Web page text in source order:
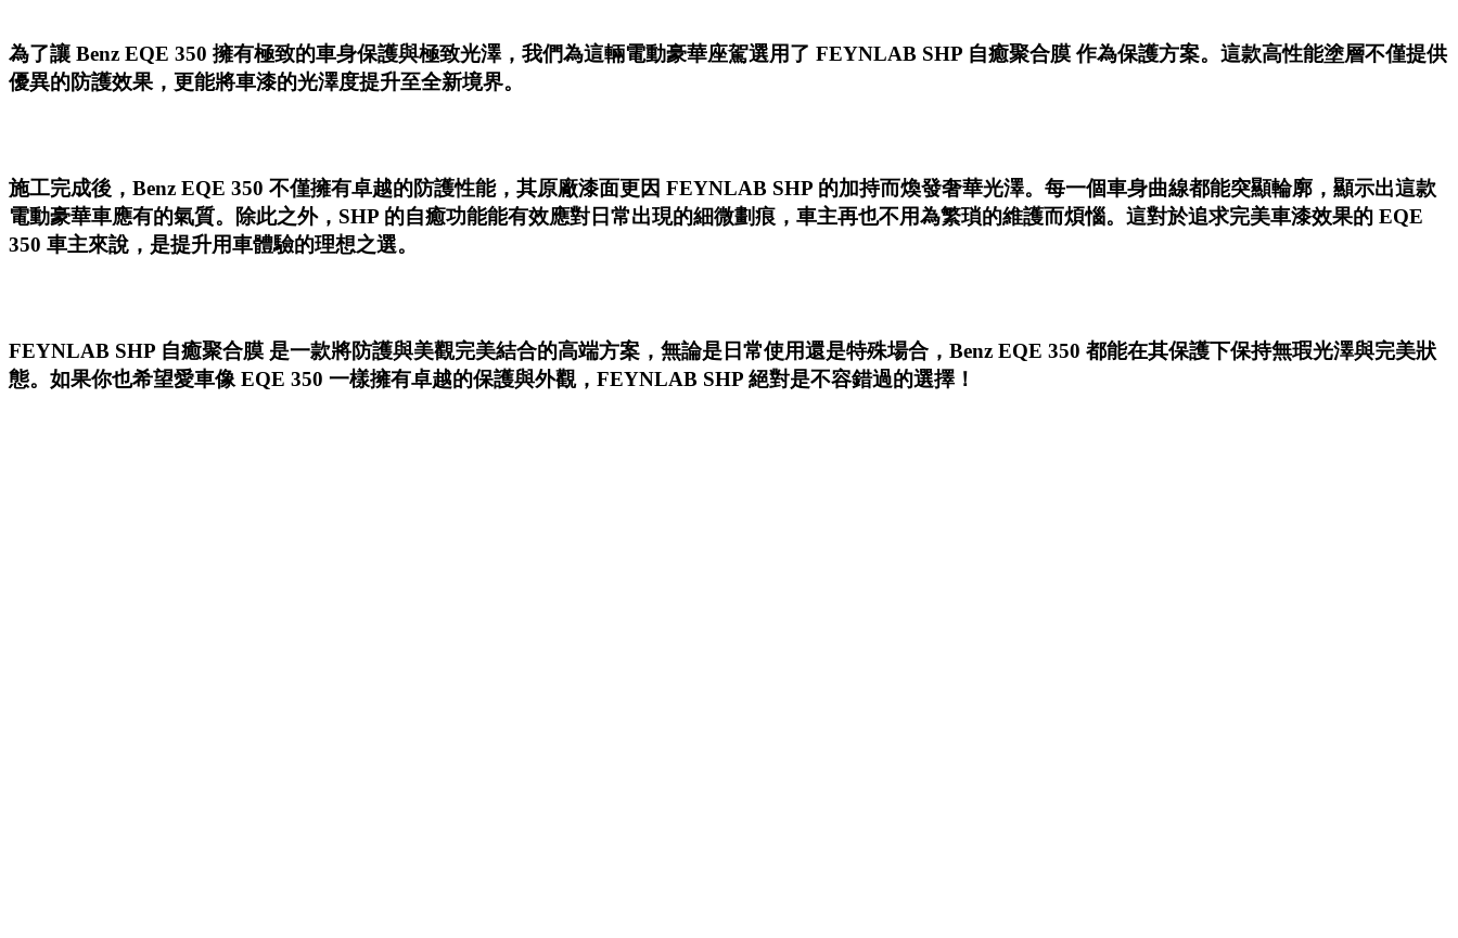
為了讓 Benz EQE 350 擁有極致的車身保護與極致光澤，我們為這輛電動豪華座駕選用了 FEYNLAB SHP 自癒聚合膜作為保護方案。這款高性能塗層不僅提供
優異的防護效果，更能將車漆的光澤度提升至全新境界。
施工完成後， Benz EQE 350 不僅擁有卓越的防護性能，其原廠漆面更因 FEYNLAB SHP 的加持而煥發奢華光澤。每一個車身曲線都能突顯輪廓，顯示出這款
電動豪華車應有的氣質。除此之外，SHP 的自癒功能能有效應對日常出現的細微劃痕，車主再也不用為繁瑣的維護而煩惱。這對於追求完美車漆效果的 EQE
350 車主來說，是提升用車體驗的理想之選。
FEYNLAB SHP 自癒聚合膜 是一款將防護與美觀完美結合的高端方案，無論是日常使用還是特殊場合，Benz EQE 350 都能在其保護下保持無瑕光澤與完美狀
態。如果你也希望愛車像 EQE 350 一樣擁有卓越的保護與外觀，FEYNLAB SHP 絕對是不容錯過的選擇！